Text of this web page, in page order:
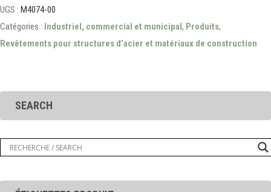
UGS : M4074-00
Catégories : Industriel, commercial et municipal , Produits,
Revêtements pour structures d’acier et matériaux de construction
SEARCH